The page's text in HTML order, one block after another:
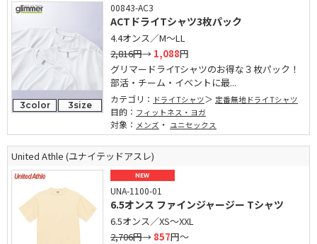
3color 3size
00843-AC3
ACTドライTシャツ3枚パック
4.4オンス／M～LL
2,816円→ 1,088円
グリマードライTシャツのお得な３枚パック！
部活・チーム・イベントに最...
カテゴリ： ドライTシャツ 定番無地ドライTシャツ
目的： フィットネス・ヨガ
対象： メンズ ・ ユニセックス
United Athle (ユナイテッドアスレ)
NEW
UNA-1100-01
6.5オンス ファインジャージー Tシャツ
6.5オンス／XS～XXL
2,706円→ 857円～